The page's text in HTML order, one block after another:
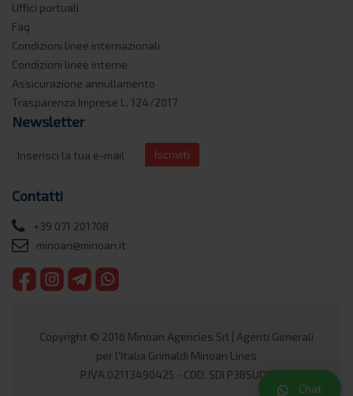
Uffici portuali
Faq
Condizioni linee internazionali
Condizioni linee interne
Assicurazione annullamento
Trasparenza Imprese L. 124/2017
Newsletter
Iscriviti
Contatti
+39 071 201708
minoan@minoan.it
Copyright © 2016 Minoan Agencies Srl | Agenti Generali
per l'Italia Grimaldi Minoan Lines
P.IVA 02113490425 - COD. SDI P3BSUQB
Chat